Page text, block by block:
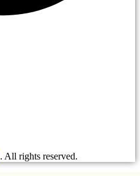
. All rights reserved.